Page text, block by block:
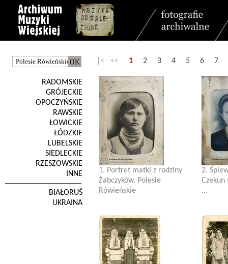
RADOMSKIE
GRÓJECKIE
OPOCZYŃSKIE
RAWSKIE
ŁOWICKIE
ŁÓDZKIE
LUBELSKIE
SIEDLECKIE
RZESZOWSKIE
INNE
BIAŁORUŚ
UKRAINA
|< << 1 2 3 4 5 6 7
1. Portret matki z rodziny
Żabczyków. Polesie
Rówieńskie
2.
...